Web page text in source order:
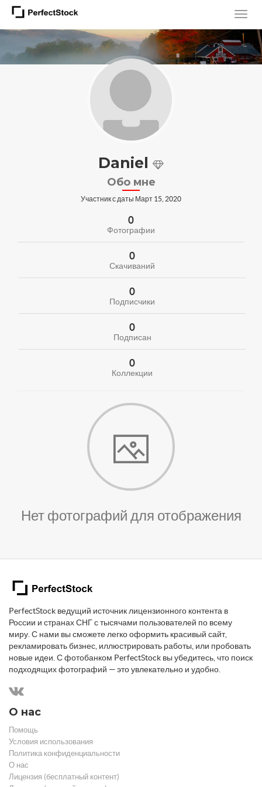
Daniel
Обо мне
Участник с даты Март 15, 2020
0
Фотографии
0
Скачиваний
0
Подписчики
0
Подписан
0
Коллекции
Нет фотографий для отображения
PerfectStock ведущий источник лицензионного контента в
России и странах СНГ с тысячами пользователей по всему
миру. С нами вы сможете легко оформить красивый сайт,
рекламировать бизнес, иллюстрировать работы, или пробовать
новые идеи. С фотобанком PerfectStock вы убедитесь, что поиск
подходящих фотографий — это увлекательно и удобно.
О нас
Помощь
Условия использования
Политика конфиденциальности
О нас
Лицензия (бесплатный контент)